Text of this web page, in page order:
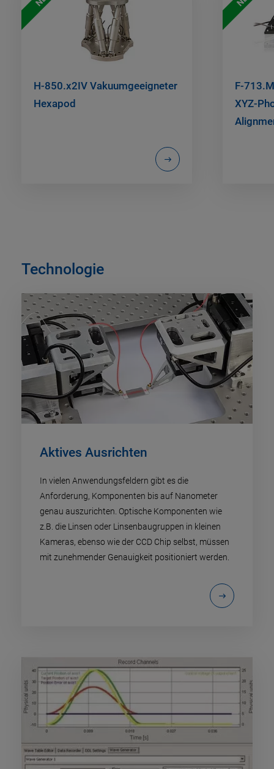
H-850.x2IV Vakuumgeeigneter
Hexapod
F-
XYZ-
Technologie
Aktives Ausrichten
In vielen Anwendungsfeldern gibt es die
Anforderung, Komponenten bis auf Nanometer
genau auszurichten. Optische Komponenten wie
z.B. die Linsen oder Linsenbaugruppen in kleinen
Kameras, ebenso wie der CCD Chip selbst, müssen
mit zunehmender Genauigkeit positioniert werden.